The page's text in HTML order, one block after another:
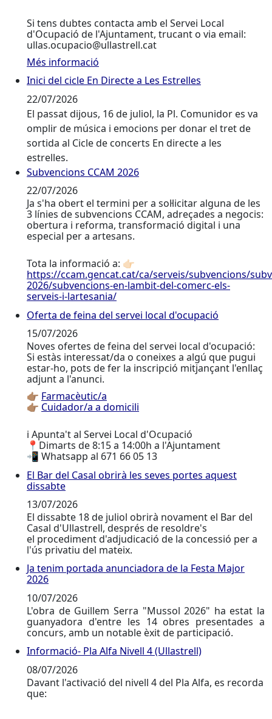
Si tens dubtes contacta amb el Servei Local
d'Ocupació de l'Ajuntament, trucant o via email:
ullas.ocupacio@ullastrell.cat
Més informació
Inici del cicle En Directe a Les Estrelles
Inici del cicle En Directe a Les Estrelles
22/07/2026
El passat dijous, 16 de juliol, la Pl. Comunidor es va
omplir de música i emocions per donar el tret de
sortida al Cicle de concerts En directe a les
estrelles.
Subvencions CCAM 2026
Subvencions CCAM 2026
22/07/2026
Ja s'ha obert el termini per a sol·licitar alguna de les
3 línies de subvencions CCAM, adreçades a negocis:
obertura i reforma, transformació digital i una
especial per a artesans.
Tota la informació a: 👉🏻
https://ccam.gencat.cat/ca/serveis/subvencions/
2026/subvencions-en-lambit-del-comerc-els-
serveis-i-lartesania/
Oferta de feina del servei local d'ocupació
Oferta de feina del servei local d'ocupació
15/07/2026
Noves ofertes de feina del servei local d'ocupació:
Si estàs interessat/da o coneixes a algú que pugui
estar-ho, pots de fer la inscripció mitjançant l'enllaç
adjunt a l'anunci.
👉🏽 Farmacèutic/a
👉🏽 Cuidador/a a domicili
ℹ️ Apunta't al Servei Local d'Ocupació
📍Dimarts de 8:15 a 14:00h a l'Ajuntament
📲 Whatsapp al 671 66 05 13
El Bar del Casal obrirà les seves portes aquest
El Bar del Casal obrirà les seves portes aquest
dissabte
13/07/2026
El dissabte 18 de juliol obrirà novament el Bar del
Casal d'Ullastrell, després de resoldre's
el procediment d'adjudicació de la concessió per a
l'ús privatiu del mateix.
Ja tenim portada anunciadora de la Festa Major 2026
Ja tenim portada anunciadora de la Festa Major
2026
10/07/2026
L'obra de Guillem Serra "Mussol 2026" ha estat la
guanyadora d'entre les 14 obres presentades a
concurs, amb un notable èxit de participació.
Informació- Pla Alfa Nivell 4 (Ullastrell)
Informació- Pla Alfa Nivell 4 (Ullastrell)
08/07/2026
Davant l'activació del nivell 4 del Pla Alfa, es recorda
que: